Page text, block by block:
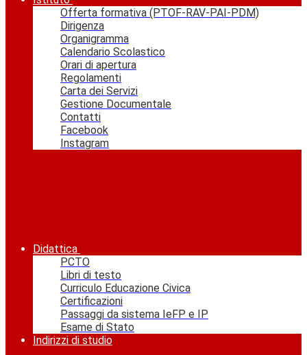
Offerta formativa (PTOF-RAV-PAI-PDM)
Dirigenza
Organigramma
Calendario Scolastico
Orari di apertura
Regolamenti
Carta dei Servizi
Gestione Documentale
Contatti
Facebook
Instagram
Didattica
PCTO
Libri di testo
Curriculo Educazione Civica
Certificazioni
Passaggi da sistema IeFP e IP
Esame di Stato
Indirizzi di studio